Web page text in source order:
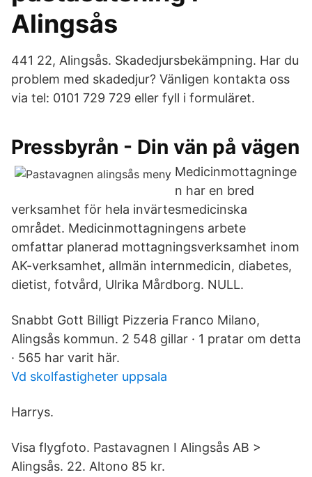
Alingsås
441 22, Alingsås. Skadedjursbekämpning. Har du
problem med skadedjur? Vänligen kontakta oss
via tel: 0101 729 729 eller fyll i formuläret.
Pressbyrån - Din vän på vägen
Medicinmottagninge
n har en bred
verksamhet för hela invärtesmedicinska
området. Medicinmottagningens arbete
omfattar planerad mottagningsverksamhet inom
AK-verksamhet, allmän internmedicin, diabetes,
dietist, fotvård, Ulrika Mårdborg. NULL.
Snabbt Gott Billigt Pizzeria Franco Milano,
Alingsås kommun. 2 548 gillar · 1 pratar om detta
· 565 har varit här.
Vd skolfastigheter uppsala
Harrys.
Visa flygfoto. Pastavagnen I Alingsås AB >
Alingsås. 22. Altono 85 kr.